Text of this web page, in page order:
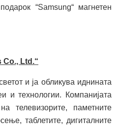
“Samsung“ магнетен
Ltd.“
и ја обликува иднината
и технологии. Компанијата
телевизорите, паметните
таблетите, дигиталните